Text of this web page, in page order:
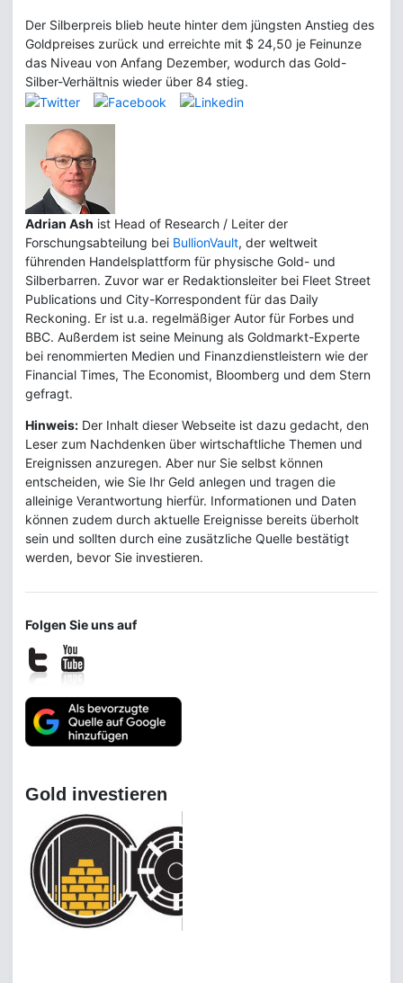
Der Silberpreis blieb heute hinter dem jüngsten Anstieg des
Goldpreises zurück und erreichte mit $ 24,50 je Feinunze
das Niveau von Anfang Dezember, wodurch das Gold-
Silber-Verhältnis wieder über 84 stieg.
Adrian Ash ist Head of Research / Leiter der
Forschungsabteilung bei BullionVault, der weltweit
führenden Handelsplattform für physische Gold- und
Silberbarren. Zuvor war er Redaktionsleiter bei Fleet Street
Publications und City-Korrespondent für das Daily
Reckoning. Er ist u.a. regelmäßiger Autor für Forbes und
BBC. Außerdem ist seine Meinung als Goldmarkt-Experte
bei renommierten Medien und Finanzdienstleistern wie der
Financial Times, The Economist, Bloomberg und dem Stern
gefragt.
Hinweis: Der Inhalt dieser Webseite ist dazu gedacht, den
Leser zum Nachdenken über wirtschaftliche Themen und
Ereignissen anzuregen. Aber nur Sie selbst können
entscheiden, wie Sie Ihr Geld anlegen und tragen die
alleinige Verantwortung hierfür. Informationen und Daten
können zudem durch aktuelle Ereignisse bereits überholt
sein und sollten durch eine zusätzliche Quelle bestätigt
werden, bevor Sie investieren.
Folgen Sie uns auf
Gold investieren